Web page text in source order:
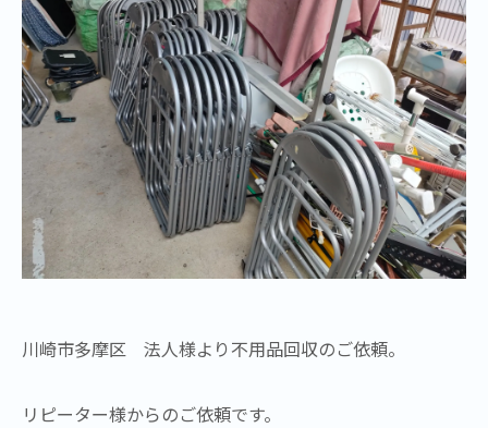
川崎市多摩区 法人様より不用品回収のご依頼。
リピーター様からのご依頼です。